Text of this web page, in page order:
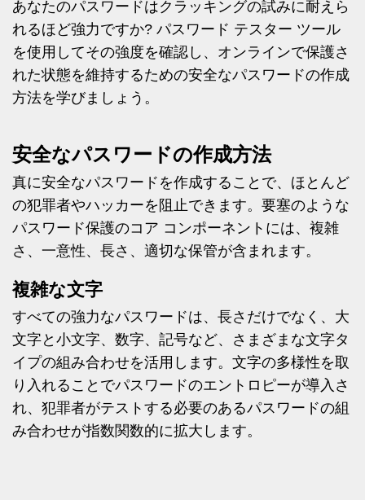
あなたのパスワードはクラッキングの試みに耐えら
れるほど強力ですか? パスワード テスター ツール
を使用してその強度を確認し、オンラインで保護さ
れた状態を維持するための安全なパスワードの作成
方法を学びましょう。
安全なパスワードの作成方法
真に安全なパスワードを作成することで、ほとんど
の犯罪者やハッカーを阻止できます。要塞のような
パスワード保護のコア コンポーネントには、複雑
さ、一意性、長さ、適切な保管が含まれます。
複雑な文字
すべての強力なパスワードは、長さだけでなく、大
文字と小文字、数字、記号など、さまざまな文字タ
イプの組み合わせを活用します。文字の多様性を取
り入れることでパスワードのエントロピーが導入さ
れ、犯罪者がテストする必要のあるパスワードの組
み合わせが指数関数的に拡大します。